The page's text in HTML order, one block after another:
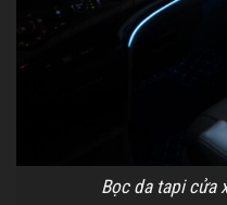
Bọc da tapi cửa